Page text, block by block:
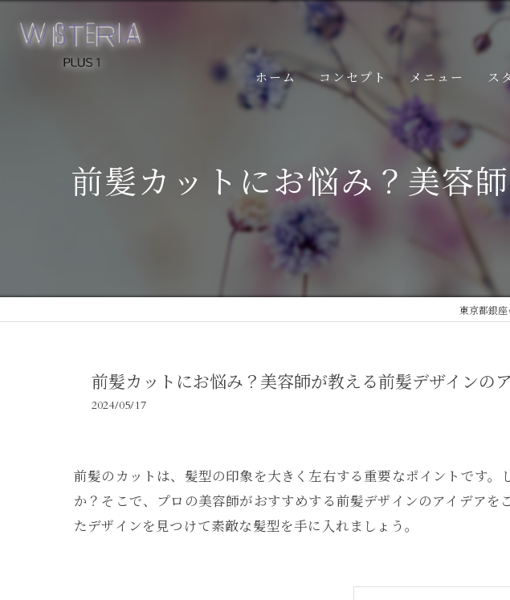
ホーム コンセプト メニュー ス
前髪カットにお悩み？美容
東京都銀
前髪カットにお悩み？美容師が教える前髪デザインの
2024/05/17
前髪のカットは、髪型の印象を大きく左右する重要なポイントです
か？そこで、プロの美容師がおすすめする前髪デザインのアイデア
たデザインを見つけて素敵な髪型を手に入れましょう。